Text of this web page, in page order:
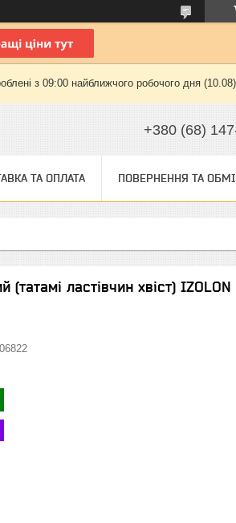
з 09:00 найближчого робочого дня
+380 (68)
ТА ОПЛАТА ПОВЕРНЕННЯ ТА
(татамі ластівчин хвіст)
06822